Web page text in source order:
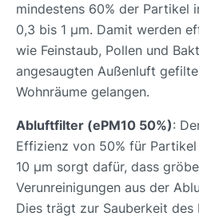
mindestens 60% der Partikel
0,3 bis 1 µm. Damit werden
wie Feinstaub, Pollen und
angesaugten Außenluft
Wohnräume gelangen.
Abluftfilter (ePM10 50%):
Effizienz von 50% für
10 µm sorgt dafür, dass
Verunreinigungen aus der
Dies trägt zur Sauberkeit